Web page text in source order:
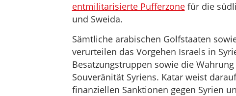
entmilitarisierte Pufferzonefür die
und Sweida.
Sämtliche arabischen Golfstaaten
verurteilen das Vorgehen Israels in
Besatzungstruppen sowie die
Souveränität Syriens. Katar weist
finanziellen Sanktionen gegen Syrien